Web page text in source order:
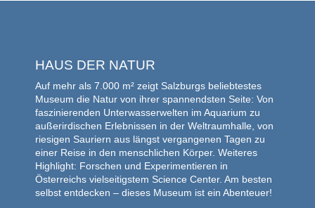
HAUS DER NATUR
Auf mehr als 7.000 m² zeigt Salzburgs beliebtestes
Museum die Natur von ihrer spannendsten Seite: Von
faszinierenden Unterwasserwelten im Aquarium zu
außerirdischen Erlebnissen in der Weltraumhalle, von
riesigen Sauriern aus längst vergangenen Tagen zu
einer Reise in den menschlichen Körper. Weiteres
Highlight: Forschen und Experimentieren in
Österreichs vielseitigstem Science Center. Am besten
selbst entdecken – dieses Museum ist ein Abenteuer!